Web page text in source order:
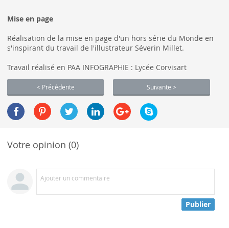
Mise en page
Réalisation de la mise en page d'un hors série du Monde en
s'inspirant du travail de l'illustrateur Séverin Millet.
Travail réalisé en PAA INFOGRAPHIE : Lycée Corvisart
< Précédente Suivante >
Votre opinion (0)
Ajouter un commentaire
Publier